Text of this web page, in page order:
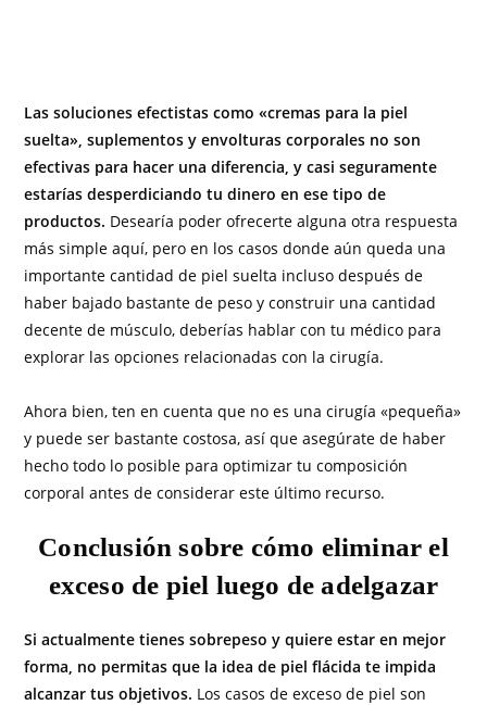
Las soluciones efectistas como «cremas para la piel
suelta», suplementos y envolturas corporales no son
efectivas para hacer una diferencia, y casi seguramente
estarías desperdiciando tu dinero en ese tipo de
productos. Desearía poder ofrecerte alguna otra respuesta
más simple aquí, pero en los casos donde aún queda una
importante cantidad de piel suelta incluso después de
haber bajado bastante de peso y construir una cantidad
decente de músculo, deberías hablar con tu médico para
explorar las opciones relacionadas con la cirugía.
Ahora bien, ten en cuenta que no es una cirugía «pequeña»
y puede ser bastante costosa, así que asegúrate de haber
hecho todo lo posible para optimizar tu composición
corporal antes de considerar este último recurso.
Conclusión sobre cómo eliminar el
exceso de piel luego de adelgazar
Si actualmente tienes sobrepeso y quiere estar en mejor
forma, no permitas que la idea de piel flácida te impida
alcanzar tus objetivos. Los casos de exceso de piel son